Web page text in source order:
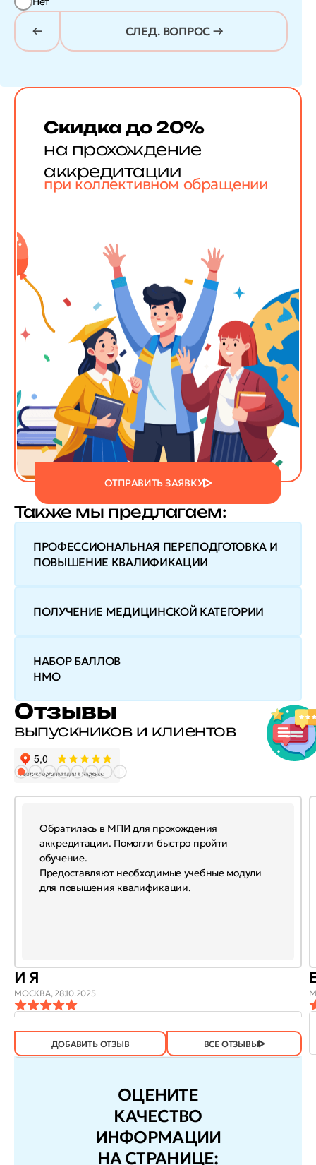
СЛЕД. ВОПРОС →
Скидка до 20%
на прохождение
аккредитации
при коллективном обращении
ОТПРАВИТЬ ЗАЯВКУ
Также мы предлагаем:
ПРОФЕССИОНАЛЬНАЯ ПЕРЕПОДГОТОВКА И
ПОВЫШЕНИЕ КВАЛИФИКАЦИИ
ПОЛУЧЕНИЕ МЕДИЦИНСКОЙ КАТЕГОРИИ
НАБОР БАЛЛОВ
НМО
Отзывы
выпускников и клиентов
Обратилась в МПИ для прохождения
аккредитации. Помогли быстро пройти
обучение.
Предоставляют необходимые учебные модули
для повышения квалификации.
И Я
МОСКВА,28.10.2025
ОТЗЫВ БЫЛ
ПОЛЕЗЕН?
ДА(605) НЕТ(2)
ДОБАВИТЬ ОТЗЫВ ВСЕ ОТЗЫВЫ
ОЦЕНИТЕ
КАЧЕСТВО
ИНФОРМАЦИИ
НА СТРАНИЦЕ: